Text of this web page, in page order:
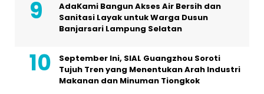
AdaKami Bangun Akses Air Bersih dan
Sanitasi Layak untuk Warga Dusun
Banjarsari Lampung Selatan
September Ini, SIAL Guangzhou Soroti
Tujuh Tren yang Menentukan Arah Industri
Makanan dan Minuman Tiongkok